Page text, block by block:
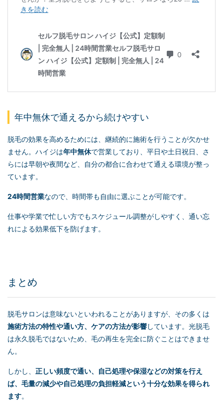
年中無休で通えるから続けやすい
脱毛の効果を高めるためには、継続的に施術を行うことが欠かせ
ません。ハイジは年中無休で営業しており、平日や土日祝日、さ
らには早朝や夜間など、自分の都合に合わせて通える環境が整っ
ています。
24時間営業なので、時間帯も自由に選ぶことが可能です。
仕事や学業で忙しい方でもスケジュール調整がしやすく、通い忘
れによる効果低下を防げます。
まとめ
脱毛サロンは意味ないといわれることがありますが、その多くは
施術方法の特性や通い方、ケアの方法が影響しています。光脱毛
は永久脱毛ではないため、毛の再生を完全に防ぐことはできませ
ん。
しかし、 正しい頻度で通い、自己処理や保湿などの対策を行え
ば、毛量の減少や自己処理の負担軽減という十分な効果を得られ
ます。